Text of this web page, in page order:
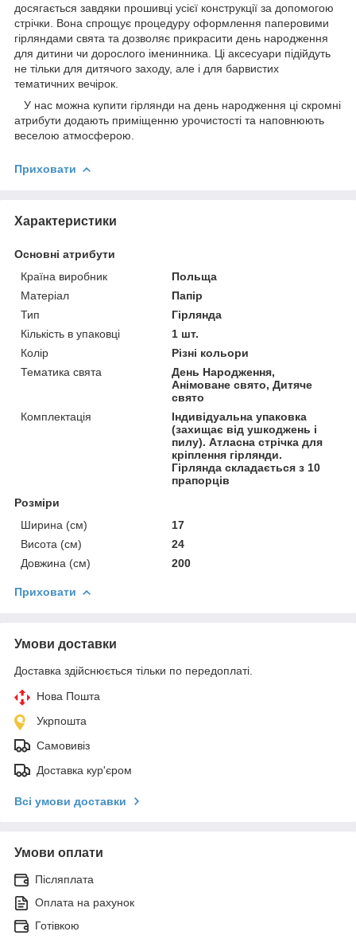
досягається завдяки прошивці усієї конструкції за допомогою
стрічки. Вона спрощує процедуру оформлення паперовими
гірляндами свята та дозволяє прикрасити день народження
для дитини чи дорослого іменинника. Ці аксесуари підійдуть
не тільки для дитячого заходу, але і для барвистих
тематичних вечірок.
У нас можна купити гірлянди на день народження ці скромні
атрибути додають приміщенню урочистості та наповнюють
веселою атмосферою.
Приховати
Характеристики
Основні атрибути
Країна виробник
Польща
Матеріал
Папір
Тип
Гірлянда
Кількість в упаковці
1 шт.
Колір
Різні кольори
Тематика свята
День Народження,
Анімоване свято, Дитяче
свято
Комплектація
Індивідуальна упаковка
(захищає від ушкоджень і
пилу). Атласна стрічка для
кріплення гірлянди.
Гірлянда складається з 10
прапорців
Розміри
Ширина (см)
17
Висота (см)
24
Довжина (см)
200
Приховати
Умови доставки
Доставка здійснюється тільки по передоплаті.
Нова Пошта
Укрпошта
Самовивіз
Доставка кур'єром
Всі умови доставки
Умови оплати
Післяплата
Оплата на рахунок
Готівкою